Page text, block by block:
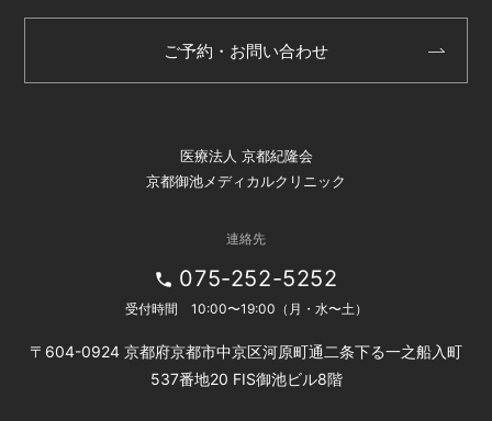
ご予約・お問い合わせ
医療法人 京都紀隆会
京都御池メディカルクリニック
連絡先
075-252-5252
受付時間 10:00〜19:00（月・水〜土）
〒604-0924 京都府京都市中京区河原町通二条下る一之船入町
537番地20 FIS御池ビル8階